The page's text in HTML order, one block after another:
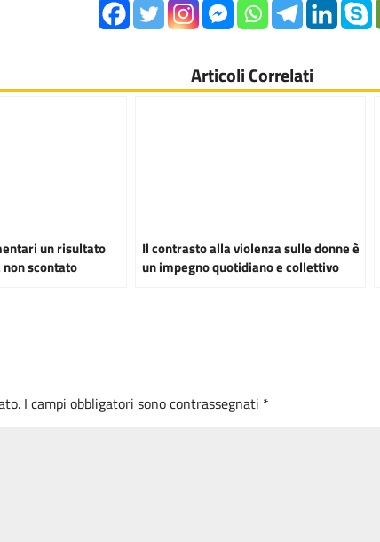
Articoli Correlati
un risultato
scontato
Il contrasto alla violenza sulle donne è
un impegno quotidiano e collettivo
I campi obbligatori sono contrassegnati *